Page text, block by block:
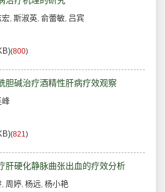
宏, 斯淑英, 俞蕾敏, 吕宾
(800)
胆碱治疗酒精性肝病疗效观察
峰
(821)
肝硬化静脉曲张出血的疗效分析
, 周婷, 杨远, 杨小艳